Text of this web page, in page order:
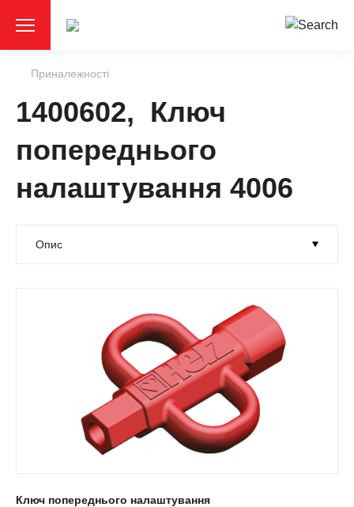
Приналежності
1400602, Ключ
попереднього
налаштування 4006
Ключ попереднього налаштування